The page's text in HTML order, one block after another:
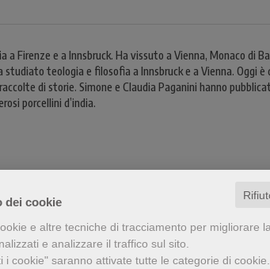
dei cookie
e altre tecniche di tracciamento per migliorare
e analizzare il traffico sul sito.
i cookie" saranno attivate tutte le categorie di cookie.
Firenze e a Innsbruck. Ha vissuto a Vienna, Monaco di
studiato teologia e filosofia a Innsbruck e a Vienna.
di storie. Simone e Claudia Paganini hanno
porcellini d’india.